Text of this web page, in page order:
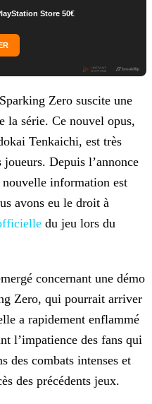
Store 50€
Zero suscite une
la série. Ce nouvel opus,
Tenkaichi, est très
joueurs. Depuis l’annonce
nouvelle information est
avons eu le droit à
du jeu lors du
concernant une démo
Zero, qui pourrait arriver
a rapidement enflammé
l’impatience des fans qui
des combats intenses et
des précédents jeux.